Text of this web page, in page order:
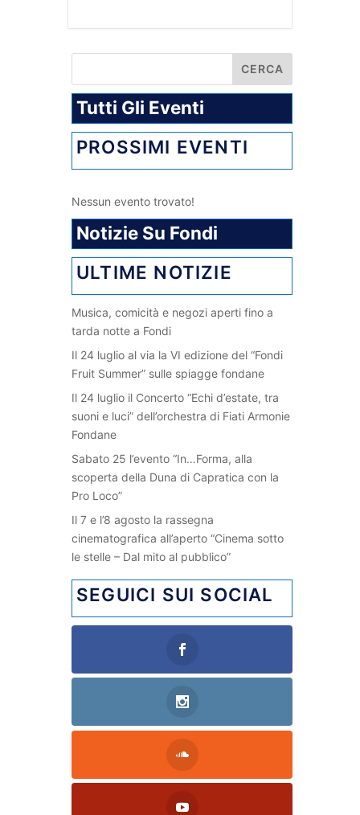
Tutti Gli Eventi
PROSSIMI EVENTI
Nessun evento trovato!
Notizie Su Fondi
ULTIME NOTIZIE
Musica, comicità e negozi aperti fino a
tarda notte a Fondi
Il 24 luglio al via la VI edizione del “Fondi
Fruit Summer” sulle spiagge fondane
Il 24 luglio il Concerto “Echi d’estate, tra
suoni e luci” dell’orchestra di Fiati Armonie
Fondane
Sabato 25 l’evento “In…Forma, alla
scoperta della Duna di Capratica con la
Pro Loco”
Il 7 e l’8 agosto la rassegna
cinematografica all’aperto “Cinema sotto
le stelle – Dal mito al pubblico”
SEGUICI SUI SOCIAL